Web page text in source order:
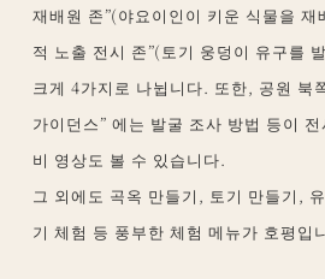
재배원 존”(야요이인이 키운 식물을 재
적 노출 전시 존”(토기 웅덩이 유구를
크게 4가지로 나뉩니다. 또한, 공원 북
가이던스” 에는 발굴 조사 방법 등이
비 영상도 볼 수 있습니다.
그 외에도 곡옥 만들기, 토기 만들기,
기 체험 등 풍부한 체험 메뉴가 호평입